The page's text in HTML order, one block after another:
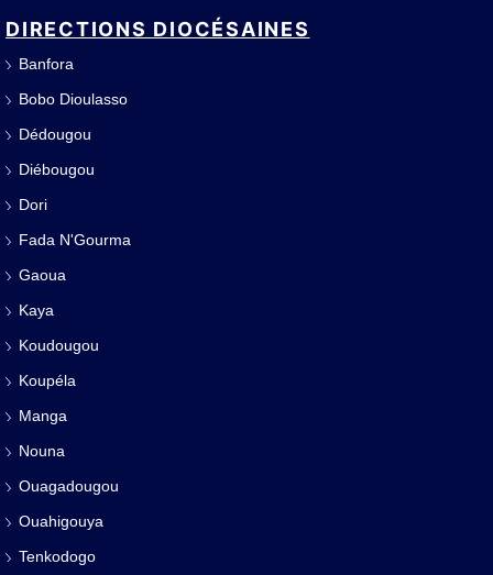
DIRECTIONS DIOCÉSAINES
Banfora
Bobo Dioulasso
Dédougou
Diébougou
Dori
Fada N'Gourma
Gaoua
Kaya
Koudougou
Koupéla
Manga
Nouna
Ouagadougou
Ouahigouya
Tenkodogo